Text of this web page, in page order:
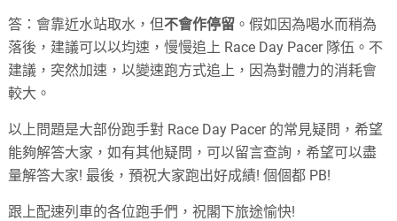
答：會靠近水站取水，但不會作停留 。假如因為喝水而稍為
落後，建議可以以均速，慢慢追上 Race Day Pacer 隊伍。不
建議，突然加速，以變速跑方式追上，因為對體力的消耗會
較大。
以上問題是大部份跑手對 Race Day Pacer 的常見疑問，希望
能夠解答大家，如有其他疑問，可以留言查詢，希望可以盡
量解答大家! 最後，預祝大家跑出好成績! 個個都 PB!
跟上配速列車的各位跑手們，祝閣下旅途愉快!